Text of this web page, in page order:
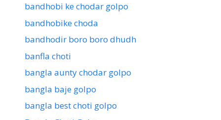
bandhobi ke chodar golpo
bandhobike choda
bandhodir boro boro dhudh
banfla choti
bangla aunty chodar golpo
bangla baje golpo
bangla best choti golpo